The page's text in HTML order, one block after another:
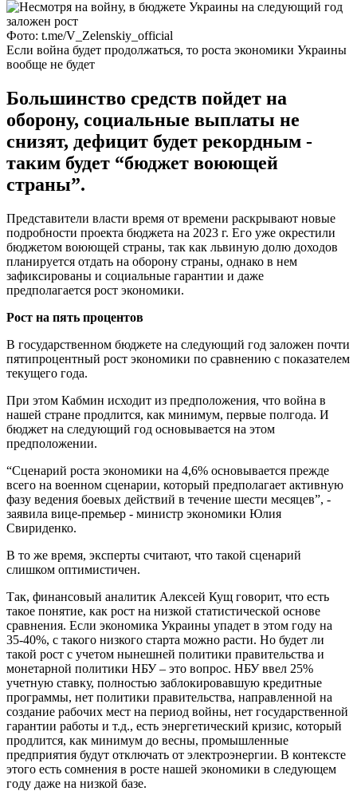
Фото: t.me/V_Zelenskiy_official
Если война будет продолжаться, то роста экономики Украины
вообще не будет
Большинство средств пойдет на
оборону, социальные выплаты не
снизят, дефицит будет рекордным -
таким будет “бюджет воюющей
страны”.
Представители власти время от времени раскрывают новые
подробности проекта бюджета на 2023 г. Его уже окрестили
бюджетом воюющей страны, так как львиную долю доходов
планируется отдать на оборону страны, однако в нем
зафиксированы и социальные гарантии и даже
предполагается рост экономики.
Рост на пять процентов
В государственном бюджете на следующий год заложен почти
пятипроцентный рост экономики по сравнению с показателем
текущего года.
При этом Кабмин исходит из предположения, что война в
нашей стране продлится, как минимум, первые полгода. И
бюджет на следующий год основывается на этом
предположении.
“Сценарий роста экономики на 4,6% основывается прежде
всего на военном сценарии, который предполагает активную
фазу ведения боевых действий в течение шести месяцев”, -
заявила вице-премьер - министр экономики Юлия
Свириденко.
В то же время, эксперты считают, что такой сценарий
слишком оптимистичен.
Так, финансовый аналитик Алексей Кущ говорит, что есть
такое понятие, как рост на низкой статистической основе
сравнения. Если экономика Украины упадет в этом году на
35-40%, с такого низкого старта можно расти. Но будет ли
такой рост с учетом нынешней политики правительства и
монетарной политики НБУ – это вопрос. НБУ ввел 25%
учетную ставку, полностью заблокировавшую кредитные
программы, нет политики правительства, направленной на
создание рабочих мест на период войны, нет государственной
гарантии работы и т.д., есть энергетический кризис, который
продлится, как минимум до весны, промышленные
предприятия будут отключать от электроэнергии. В контексте
этого есть сомнения в росте нашей экономики в следующем
году даже на низкой базе.